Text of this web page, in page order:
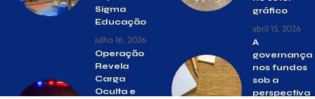
Sigma
Educação
julho 16, 2026
Operação
Revela
Carga
Oculta e
gráfico
abril 15, 2026
A
governança
nos fundos
sob a
perspectiva